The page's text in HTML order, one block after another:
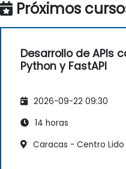
Próximos
Desarrollo de APIs
Python y FastAPI
2026-09-22 09:30
14 horas
Caracas - Centro Lido